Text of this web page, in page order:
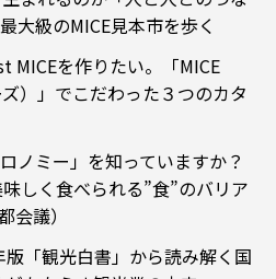
大級のMICE見本市を歩く
MICEを作りたい。「MICE
）」でこだわった３つのカタ
ノミー」を知っていますか？
しく食べられる”食”のバリア
議）
「観光白書」から読み解く国